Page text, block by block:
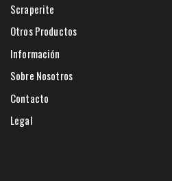
Scraperite
Otros Productos
Información
Sobre Nosotros
Contacto
Legal